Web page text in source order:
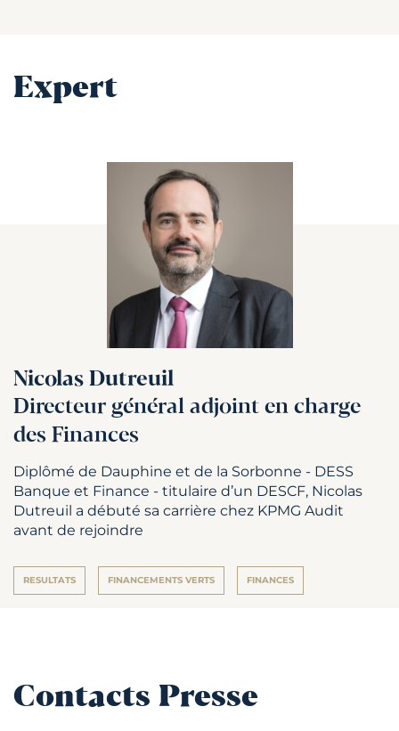
Expert
Nicolas Dutreuil
Directeur général adjoint en charge
des Finances
Diplômé de Dauphine et de la Sorbonne - DESS
Banque et Finance - titulaire d’un DESCF, Nicolas
Dutreuil a débuté sa carrière chez KPMG Audit
avant de rejoindre
RESULTATS FINANCEMENTS VERTS FINANCES
Contacts Presse